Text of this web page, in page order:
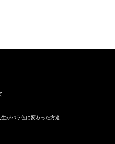
がバラ色に変わった方達